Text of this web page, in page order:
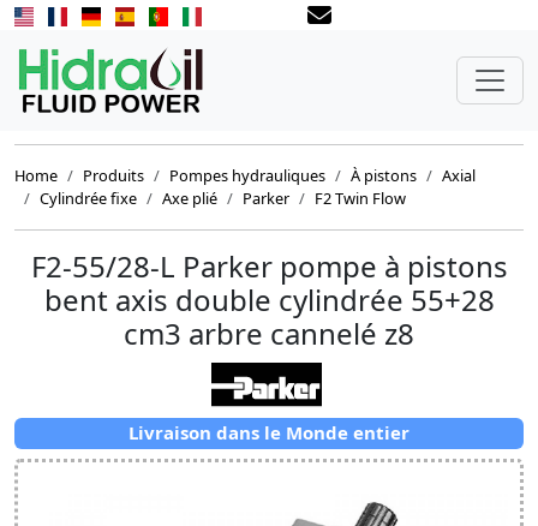
Home Produits Pompes hydrauliques À pistons
Axial
Cylindrée fixe
Axe plié Parker F2 Twin Flow
F2-55/28-L Parker pompe à pistons
bent axis double cylindrée 55+28
cm3 arbre cannelé z8
Livraison dans le Monde entier